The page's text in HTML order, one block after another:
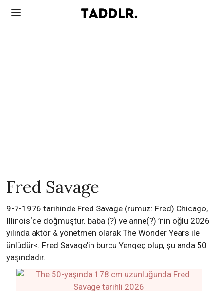
Fred Savage
9-7-1976 tarihinde Fred Savage (rumuz: Fred) Chicago,
Illinois‘de doğmuştur. baba (?) ve anne(?) ’nin oğlu 2026
yılında aktör & yönetmen olarak The Wonder Years ile
ünlüdür<. Fred Savage’in burcu Yengeç olup, şu anda 50
yaşındadır.